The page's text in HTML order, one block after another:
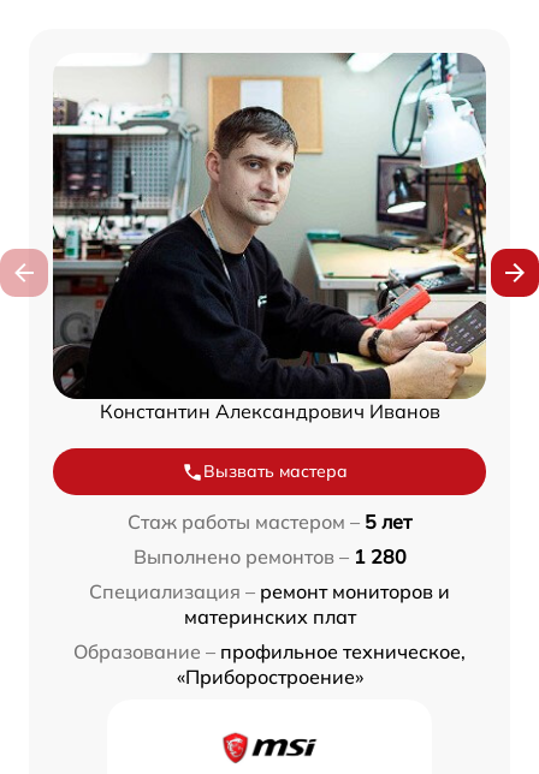
Константин Александрович Иванов
Вызвать мастера
Стаж работы мастером – 5 лет
Выполнено ремонтов – 1 280
Специализация – ремонт мониторов и
материнских плат
Образование – профильное техническое,
«Приборостроение»